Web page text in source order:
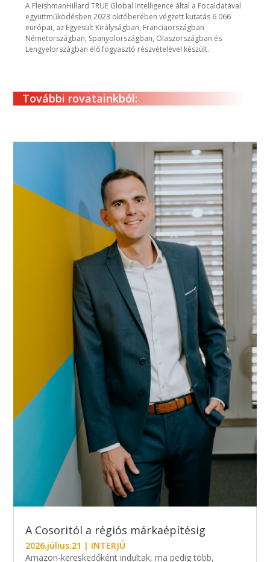
A FleishmanHillard TRUE Global Intelligence által a Focaldatával
együttműködésben 2023 októberében végzett kutatás 6 066
európai, az Egyesült Királyságban, Franciaországban
Németországban, Spanyolországban, Olaszországban és
Lengyelországban élő fogyasztó részvételével készült.
További rovatainkból:
A Cosoritól a régiós márkaépítésig
2026.július.21 | INTERJÚ
Amazon-kereskedőként indultak, ma pedig több,